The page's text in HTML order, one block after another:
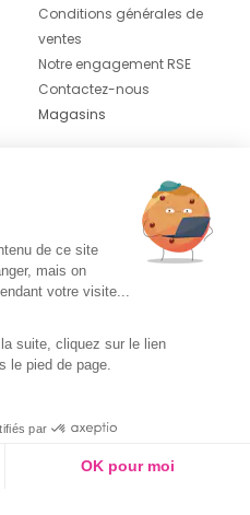
Conditions générales de
ventes
Notre engagement RSE
Contactez-nous
Magasins
de ce site
mais on
votre visite...
suite, cliquez sur le lien
le pied de page.
par
OK pour moi